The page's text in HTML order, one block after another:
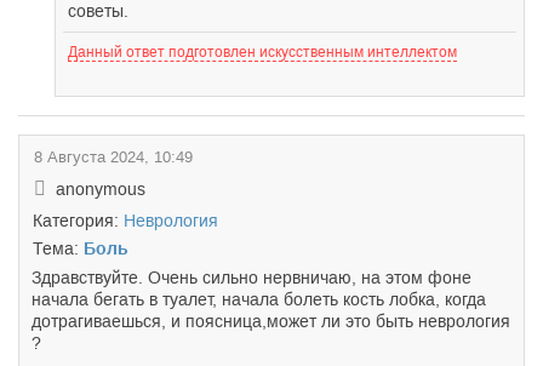
советы.
Данный ответ подготовлен искусственным интеллектом
8 Августа 2024, 10:49
anonymous
Категория: Неврология
Тема: Боль
Здравствуйте. Очень сильно нервничаю, на этом фоне
начала бегать в туалет, начала болеть кость лобка, когда
дотрагиваешься, и поясница,может ли это быть неврология
?